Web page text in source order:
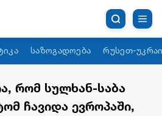
საზოგადოება რუსეთ-
რომ სულხან-საბა
ჩავიდა ევროპაში,